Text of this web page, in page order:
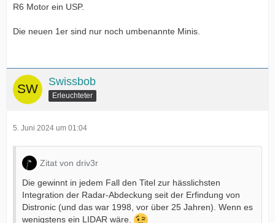
R6 Motor ein USP.
Die neuen 1er sind nur noch umbenannte Minis.
Swissbob
Erleuchteter
5. Juni 2024 um 01:04
Zitat von driv3r
Die gewinnt in jedem Fall den Titel zur hässlichsten
Integration der Radar-Abdeckung seit der Erfindung von
Distronic (und das war 1998, vor über 25 Jahren). Wenn es
wenigstens ein LIDAR wäre.